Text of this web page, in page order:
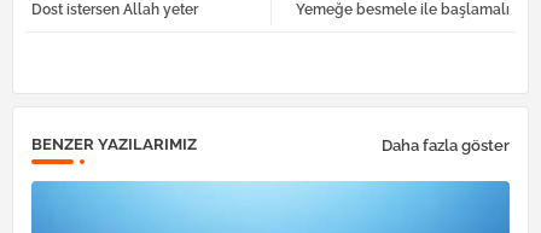
atsa
Yemeğe besmele ile başlamalı
Dost istersen Allah yeter
BENZER YAZILARIMIZ Daha fazla göster